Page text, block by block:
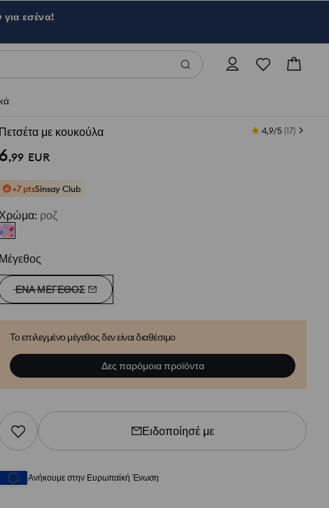
εσένα!
Πετσέτα με κουκούλα 4,9/5 (17)
6,99 EUR
+7 ptsSinsay Club
: ροζ
Μέγεθος
ΈΝΑ ΜΈΓΕΘΟΣ
Το επιλεγμένο μέγεθος δεν είναι διαθέσιμο
Δες παρόμοια προϊόντα
Ειδοποίησέ με
Ανήκουμε στην Ευρωπαϊκή Ένωση